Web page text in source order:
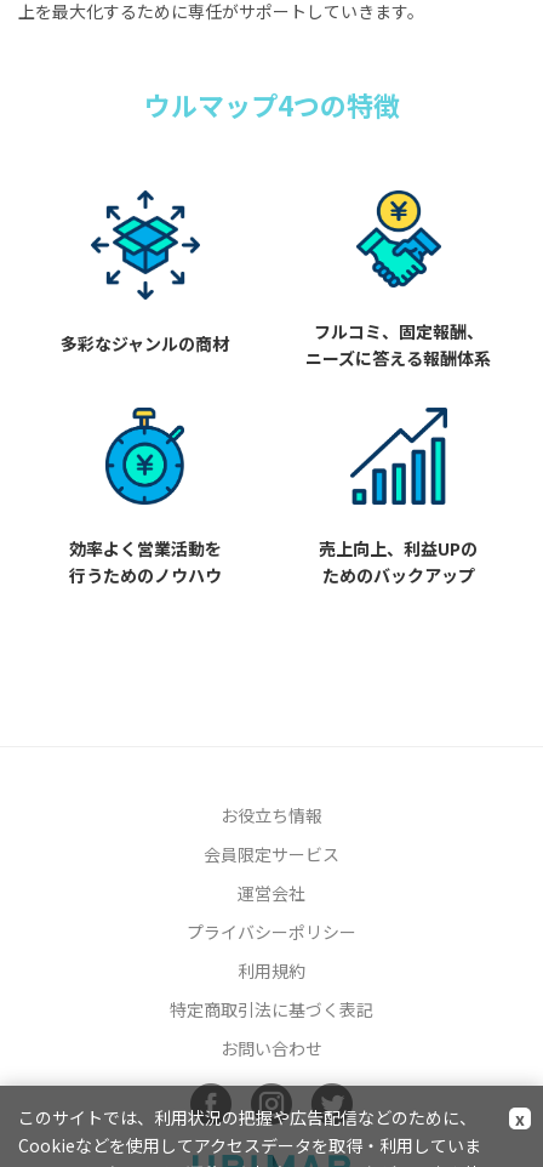
上を最大化するために専任がサポートしていきます。
ウルマップ4つの特徴
多彩なジャンルの商材
フルコミ、固定報酬、
ニーズに答える報酬体系
効率よく営業活動を
行うためのノウハウ
売上向上、利益UPの
ためのバックアップ
お役立ち情報
会員限定サービス
運営会社
プライバシーポリシー
利用規約
特定商取引法に基づく表記
お問い合わせ
このサイトでは、利用状況の把握や広告配信などのために、
Cookieなどを使用してアクセスデータを取得・利用していま
x